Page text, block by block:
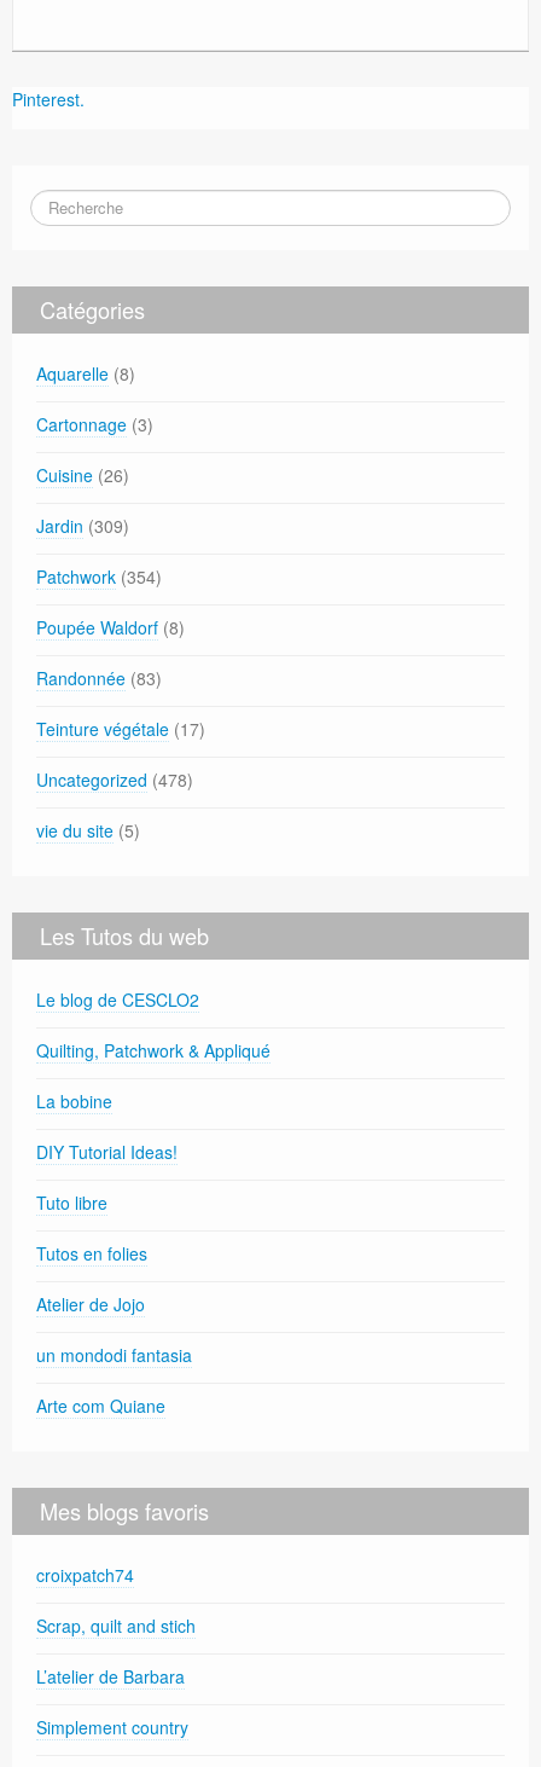
Pinterest.
Catégories
Aquarelle (8)
Cartonnage (3)
Cuisine (26)
Jardin (309)
Patchwork (354)
Poupée Waldorf (8)
Randonnée (83)
Teinture végétale (17)
Uncategorized (478)
vie du site (5)
Les Tutos du web
Le blog de CESCLO2
Quilting, Patchwork & Appliqué
La bobine
DIY Tutorial Ideas!
Tuto libre
Tutos en folies
Atelier de Jojo
un mondodi fantasia
Arte com Quiane
Mes blogs favoris
croixpatch74
Scrap, quilt and stich
L’atelier de Barbara
Simplement country